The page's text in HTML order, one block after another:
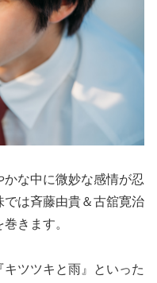
な中に微妙な感情が忍
は斉藤由貴＆古舘寛治
きます。
ツツキと雨』といった